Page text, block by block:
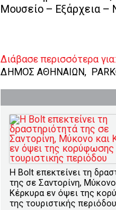
Μουσείο – Εξάρχεια –
Διάβασε περισσότερα για:
ΔΗΜΟΣ ΑΘΗΝΑΙΩΝ,
Η Bolt επεκτείνει τη
της σε Σαντορίνη,
Κέρκυρα εν όψει της
της τουριστικής περιόδου